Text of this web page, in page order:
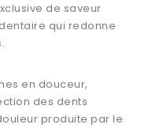
de saveur
qui redonne
en douceur,
des dents
produite par le